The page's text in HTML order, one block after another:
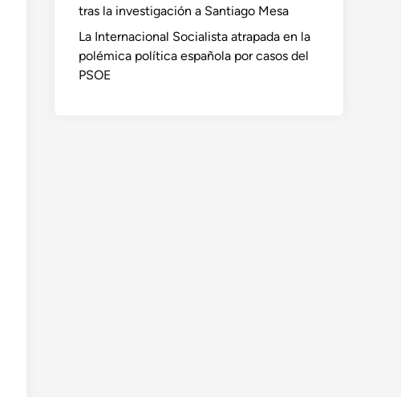
tras la investigación a Santiago Mesa
La Internacional Socialista atrapada en la
polémica política española por casos del
PSOE